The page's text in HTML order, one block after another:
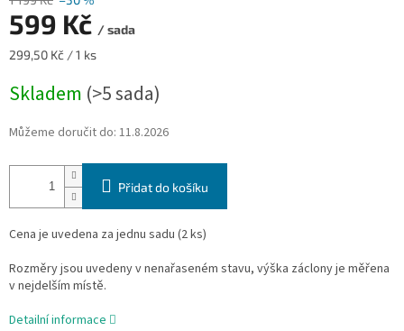
599 Kč / sada
Měrná
299,50 Kč / 1 ks
Skladem (>5 sada)
Můžeme doručit do: 11.8.2026
Přidat do košíku
Cena je uvedena za jednu sadu (2 ks)
Rozměry jsou uvedeny v nenařaseném stavu, výška záclony je měřena
v nejdelším místě.
Detailní informace